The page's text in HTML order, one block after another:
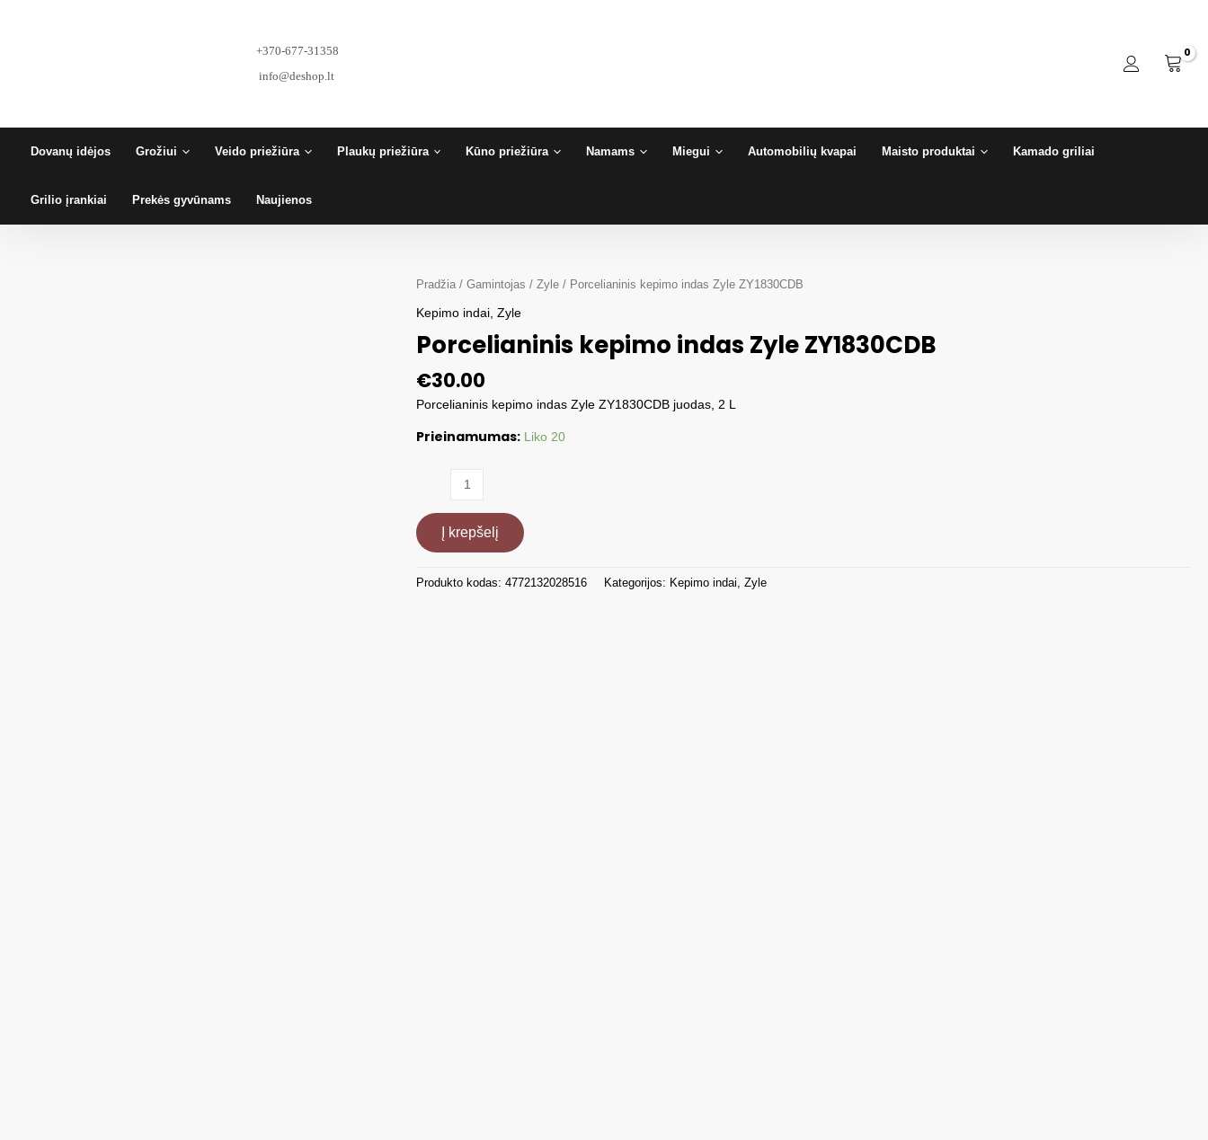
+370-677-31358
info@deshop.lt
Dovanų idėjos Grožiui Veido priežiūra Plaukų priežiūra Kūno priežiūra Namams Miegui Automobilių kvapai Maisto produktai Kamado griliai
Grilio įrankiai Prekės gyvūnams Naujienos
Pradžia /Gamintojas /Zyle / Porcelianinis kepimo indas Zyle ZY1830CDB
Kepimo indai ,Zyle
Porcelianinis kepimo indas Zyle ZY1830CDB
€30.00
Porcelianinis kepimo indas Zyle ZY1830CDB juodas, 2 L
Prieinamumas: Liko 20
produkto
Porcelianinis
kepimo
indas
Zyle
Į krepšelį
Produkto kodas:4772132028516 Kategorijos: Kepimo indai,Zyle